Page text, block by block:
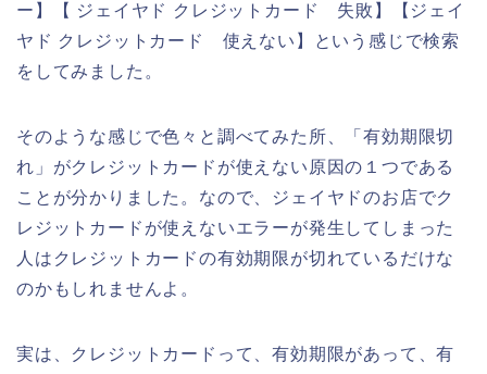
ー】【 ジェイヤド クレジットカード 失敗】【ジェイ
ヤド クレジットカード 使えない】という感じで検索
をしてみました。
そのような感じで色々と調べてみた所、「有効期限切
れ」がクレジットカードが使えない原因の１つである
ことが分かりました。なので、ジェイヤドのお店でク
レジットカードが使えないエラーが発生してしまった
人はクレジットカードの有効期限が切れているだけな
のかもしれませんよ。
実は、クレジットカードって、有効期限があって、有